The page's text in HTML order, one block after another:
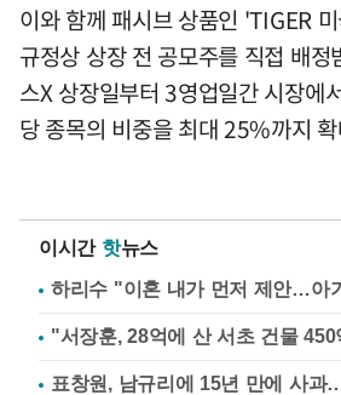
이와 함께 패시브 상품인 'TIGER
규정상 상장 전 공모주를 직접 배정
스X 상장일부터 3영업일간 시장에
당 종목의 비중을 최대 25%까지
이시간 핫뉴스
하리수 "이혼 내가 먼저 제안…아
"서장훈, 28억에 산 서초 건물
표창원, 남규리에 15년 만에 사